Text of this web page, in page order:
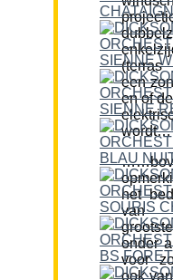
(terras
een
en of
het
onder
voor
ook